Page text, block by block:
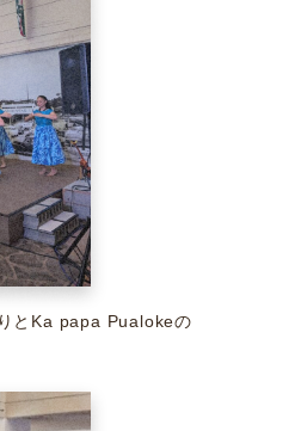
とKa papa Pualokeの